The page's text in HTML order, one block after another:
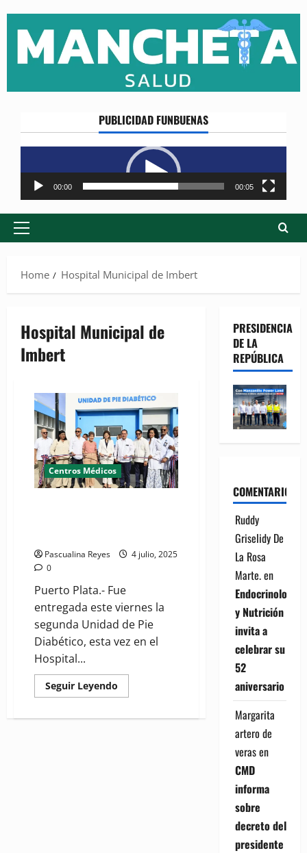
content
PUBLICIDAD FUNBUENAS
Reproductor
de
vídeo
00:00 00:05
Primary
Home
Hospital Municipal de Imbert
Hospital Municipal de
Imbert
Centros Médicos
Pascualina Reyes
4 julio, 2025
0
Puerto Plata.- Fue
entregada este viernes la
segunda Unidad de Pie
Diabético, esta vez en el
Hospital...
Seguir Leyendo
more
Entregan
PRESIDENCIA
DE LA
REPÚBLICA
COMENTARIOS
Ruddy
Griselidy De
La Rosa
Marte.en
Endocrinología
y Nutrición
invita a
celebrar su
52
aniversario
Margarita
artero de
verasen
CMD
informa
sobre
decreto del
presidente